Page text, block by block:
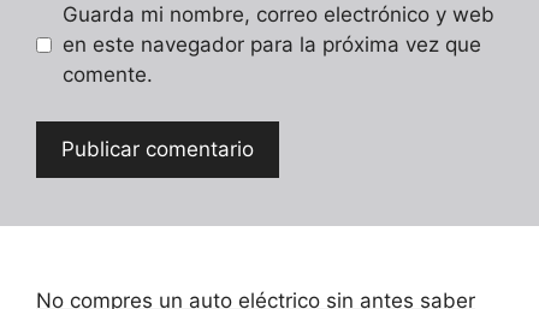
Guarda mi nombre, correo electrónico y web
en este navegador para la próxima vez que
comente.
No compres un auto eléctrico sin antes saber